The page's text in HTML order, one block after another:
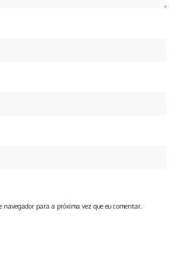
navegador para a próxima vez que eu comentar.